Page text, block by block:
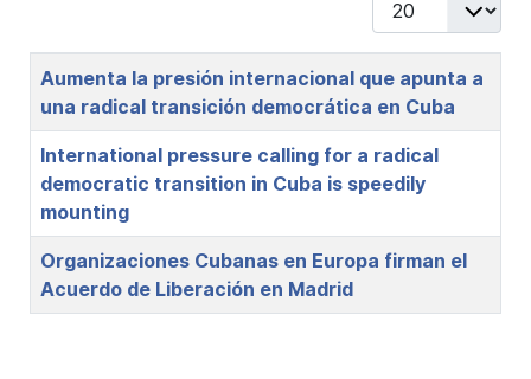
Title
Aumenta la presión internacional que apunta a
una radical transición democrática en Cuba
International pressure calling for a radical
democratic transition in Cuba is speedily
mounting
Organizaciones Cubanas en Europa firman el
Acuerdo de Liberación en Madrid